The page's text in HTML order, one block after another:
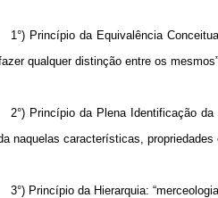
1°) Princípio da Equivalência
qualquer distinção entre os
2°) Princípio da Plena Identificação
naquelas características,
3°) Princípio da Hierarquia: “merceologia